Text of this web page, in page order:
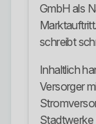
GmbH als
schreibt
Inhaltlich
Versorger
Stadtwerke